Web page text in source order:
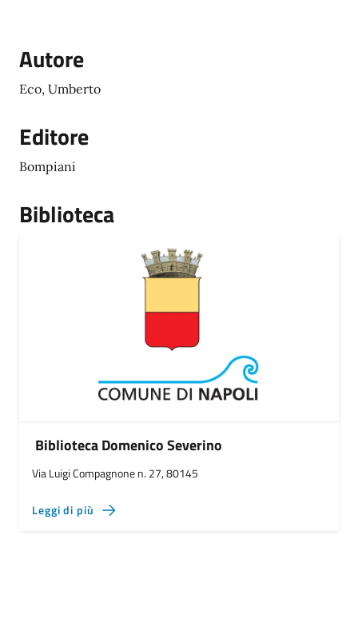
Autore
Eco, Umberto
Editore
Bompiani
Biblioteca
Biblioteca Domenico Severino
Via Luigi Compagnone n. 27, 80145
Leggi di più